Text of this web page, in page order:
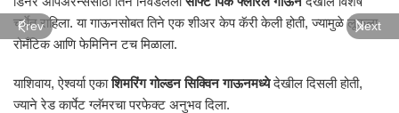
चर्चेत राहिला. या गाऊनसोबत तिने एक शीअर केप कॅरी केली होती, ज्यामुळे लूकला
रोमँटिक आणि फेमिनिन टच मिळाला.
याशिवाय, ऐश्वर्या एकाशिमरिंग गोल्डन सिक्विन गाऊनमध्येदेखील दिसली होती,
ज्याने रेड कार्पेट ग्लॅमरचा परफेक्ट अनुभव दिला.
Prev Next